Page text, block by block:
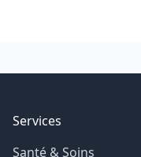
Services
Santé & Soins